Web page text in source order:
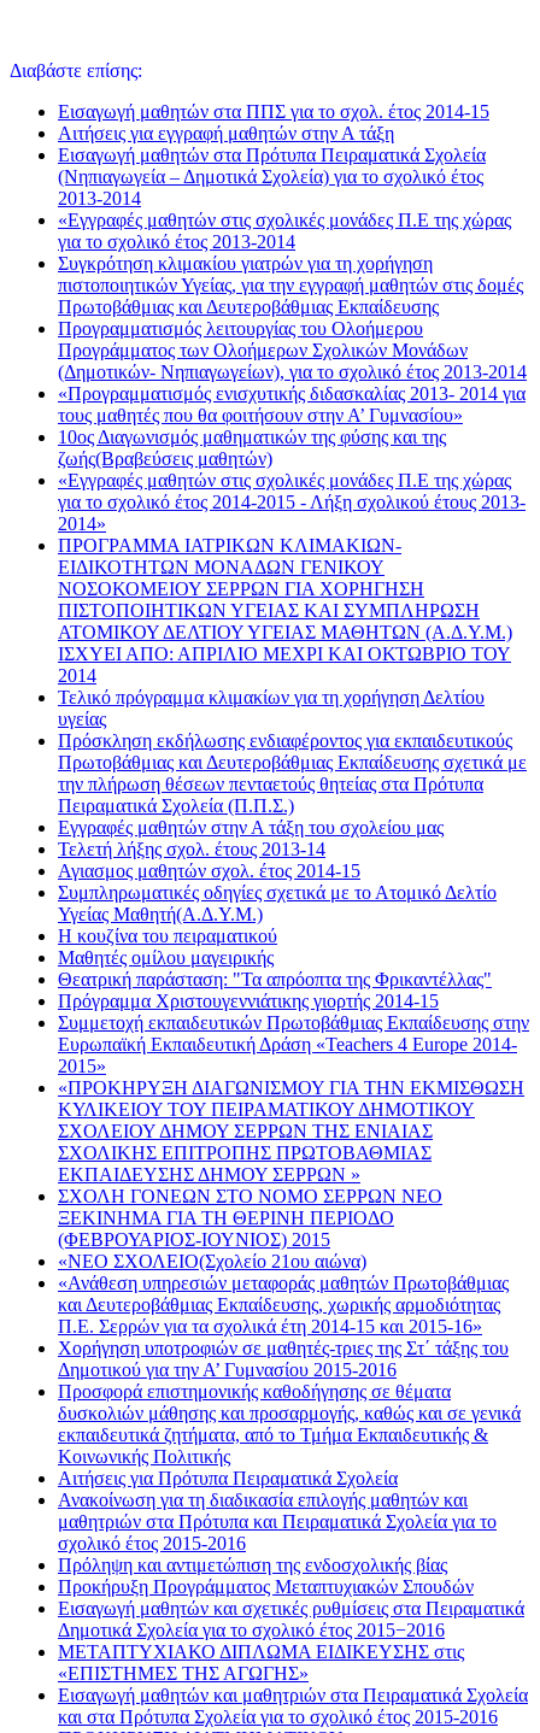
Διαβάστε επίσης:
Εισαγωγή μαθητών στα ΠΠΣ για το σχολ. έτος 2014-15
Αιτήσεις για εγγραφή μαθητών στην Α τάξη
Εισαγωγή μαθητών στα Πρότυπα Πειραματικά Σχολεία
(Νηπιαγωγεία – Δημοτικά Σχολεία) για το σχολικό έτος
2013-2014
«Εγγραφές μαθητών στις σχολικές μονάδες Π.Ε της χώρας
για το σχολικό έτος 2013-2014
Συγκρότηση κλιμακίου γιατρών για τη χορήγηση
πιστοποιητικών Υγείας, για την εγγραφή μαθητών στις δομές
Πρωτοβάθμιας και Δευτεροβάθμιας Εκπαίδευσης
Προγραμματισμός λειτουργίας του Ολοήμερου
Προγράμματος των Ολοήμερων Σχολικών Μονάδων
(Δημοτικών- Νηπιαγωγείων), για το σχολικό έτος 2013-2014
«Προγραμματισμός ενισχυτικής διδασκαλίας 2013- 2014 για
τους μαθητές που θα φοιτήσουν στην Α’ Γυμνασίου»
10ος Διαγωνισμός μαθηματικών της φύσης και της
ζωής(Βραβεύσεις μαθητών)
«Εγγραφές μαθητών στις σχολικές μονάδες Π.Ε της χώρας
για το σχολικό έτος 2014-2015 - Λήξη σχολικού έτους 2013-
2014»
ΠΡΟΓΡΑΜΜΑ ΙΑΤΡΙΚΩΝ ΚΛΙΜΑΚΙΩΝ-
ΕΙΔΙΚΟΤΗΤΩΝ ΜΟΝΑΔΩΝ ΓΕΝΙΚΟΥ
ΝΟΣΟΚΟΜΕΙΟΥ ΣΕΡΡΩΝ ΓΙΑ ΧΟΡΗΓΗΣΗ
ΠΙΣΤΟΠΟΙΗΤΙΚΩΝ ΥΓΕΙΑΣ ΚΑΙ ΣΥΜΠΛΗΡΩΣΗ
ΑΤΟΜΙΚΟΥ ΔΕΛΤΙΟΥ ΥΓΕΙΑΣ ΜΑΘΗΤΩΝ (Α.Δ.Υ.Μ.)
ΙΣΧΥΕΙ ΑΠΟ: ΑΠΡΙΛΙΟ ΜΕΧΡΙ ΚΑΙ ΟΚΤΩΒΡΙΟ ΤΟΥ
2014
Τελικό πρόγραμμα κλιμακίων για τη χορήγηση Δελτίου
υγείας
Πρόσκληση εκδήλωσης ενδιαφέροντος για εκπαιδευτικούς
Πρωτοβάθμιας και Δευτεροβάθμιας Εκπαίδευσης σχετικά με
την πλήρωση θέσεων πενταετούς θητείας στα Πρότυπα
Πειραματικά Σχολεία (Π.Π.Σ.)
Εγγραφές μαθητών στην Α τάξη του σχολείου μας
Τελετή λήξης σχολ. έτους 2013-14
Αγιασμος μαθητών σχολ. έτος 2014-15
Συμπληρωματικές οδηγίες σχετικά με το Ατομικό Δελτίο
Υγείας Μαθητή(Α.Δ.Υ.Μ.)
Η κουζίνα του πειραματικού
Μαθητές ομίλου μαγειρικής
Θεατρική παράσταση: "Τα απρόοπτα της Φρικαντέλλας"
Πρόγραμμα Χριστουγεννιάτικης γιορτής 2014-15
Συμμετοχή εκπαιδευτικών Πρωτοβάθμιας Εκπαίδευσης στην
Ευρωπαϊκή Εκπαιδευτική Δράση «Teachers 4 Europe 2014-
2015»
«ΠΡΟΚΗΡΥΞΗ ΔΙΑΓΩΝΙΣΜΟΥ ΓΙΑ ΤΗΝ ΕΚΜΙΣΘΩΣΗ
ΚΥΛΙΚΕΙΟΥ ΤΟΥ ΠΕΙΡΑΜΑΤΙΚΟΥ ΔΗΜΟΤΙΚΟΥ
ΣΧΟΛΕΙΟΥ ΔΗΜΟΥ ΣΕΡΡΩΝ ΤΗΣ ΕΝΙΑΙΑΣ
ΣΧΟΛΙΚΗΣ ΕΠΙΤΡΟΠΗΣ ΠΡΩΤΟΒΑΘΜΙΑΣ
ΕΚΠΑΙΔΕΥΣΗΣ ΔΗΜΟΥ ΣΕΡΡΩΝ »
ΣΧΟΛΗ ΓΟΝΕΩΝ ΣΤΟ ΝΟΜΟ ΣΕΡΡΩΝ ΝΕΟ
ΞΕΚΙΝΗΜΑ ΓΙΑ ΤH ΘΕΡΙΝΗ ΠΕΡΙΟΔΟ
(ΦΕΒΡΟΥΑΡΙΟΣ-ΙΟΥΝΙΟΣ) 2015
«ΝΕΟ ΣΧΟΛΕΙΟ(Σχολείο 21ου αιώνα)
«Ανάθεση υπηρεσιών μεταφοράς μαθητών Πρωτοβάθμιας
και Δευτεροβάθμιας Εκπαίδευσης, χωρικής αρμοδιότητας
Π.Ε. Σερρών για τα σχολικά έτη 2014-15 και 2015-16»
Χορήγηση υποτροφιών σε μαθητές-τριες της Στ΄ τάξης του
Δημοτικού για την Α’ Γυμνασίου 2015-2016
Προσφορά επιστημονικής καθοδήγησης σε θέματα
δυσκολιών μάθησης και προσαρμογής, καθώς και σε γενικά
εκπαιδευτικά ζητήματα, από το Τμήμα Εκπαιδευτικής &
Κοινωνικής Πολιτικής
Αιτήσεις για Πρότυπα Πειραματικά Σχολεία
Ανακοίνωση για τη διαδικασία επιλογής μαθητών και
μαθητριών στα Πρότυπα και Πειραματικά Σχολεία για το
σχολικό έτος 2015-2016
Πρόληψη και αντιμετώπιση της ενδοσχολικής βίας
Προκήρυξη Προγράμματος Μεταπτυχιακών Σπουδών
Εισαγωγή μαθητών και σχετικές ρυθμίσεις στα Πειραματικά
Δημοτικά Σχολεία για το σχολικό έτος 2015−2016
ΜΕΤΑΠΤΥΧΙΑΚΟ ΔΙΠΛΩΜΑ ΕΙΔΙΚΕΥΣΗΣ στις
«ΕΠΙΣΤΗΜΕΣ ΤΗΣ ΑΓΩΓΗΣ»
Εισαγωγή μαθητών και μαθητριών στα Πειραματικά Σχολεία
και στα Πρότυπα Σχολεία για το σχολικό έτος 2015-2016